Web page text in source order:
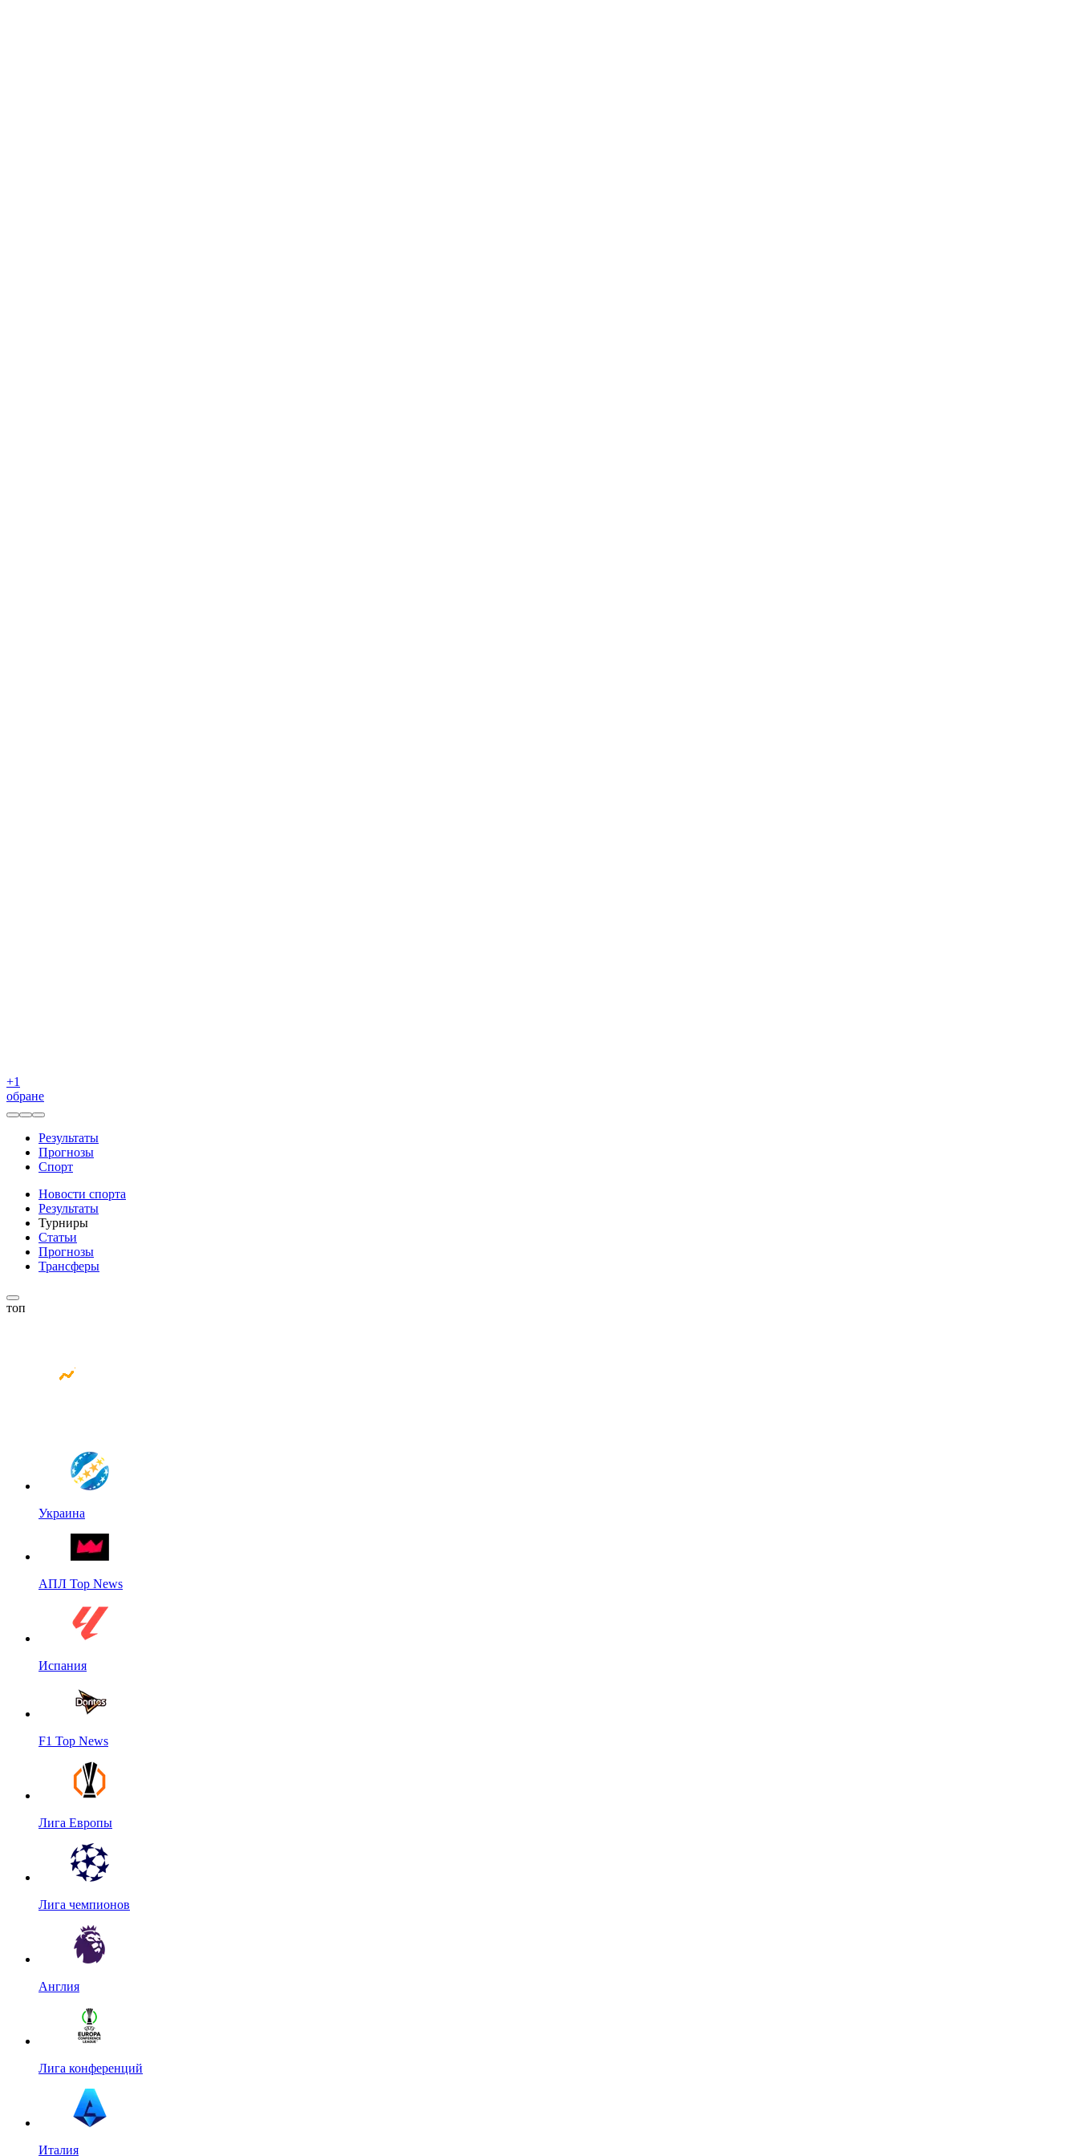
+1
обране
Результаты
Прогнозы
Спорт
Новости спорта
Результаты
Турниры
Статьи
Прогнозы
Трансферы
топ
Украина
АПЛ Top News
Испания
F1 Top News
Лига Европы
Лига чемпионов
Англия
Лига конференций
Италия